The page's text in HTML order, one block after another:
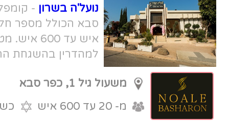
נועל'ה בשרון
- קומפלקס אירועים בכפר
סבא הכולל מספר חללי אירוח, מ-20
איש עד 600 איש. מטבח שף כשר
למהדרין בהשגחת הרב מחפוד.
משעול גיל 1, כפר סבא
כשר למהדרין